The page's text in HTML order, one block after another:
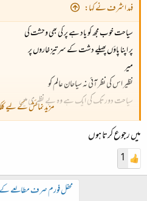
فہد اشرف نے کہا:
سیاحت خوب مجھ کو یاد ہے پر کی بھی وحشت کی
پر اپنا پاؤں پھیلے دشت کے سر تیز خاروں پر
میر
نظیر اس کی نظر آئی نہ سیاحان عالم کو
سیاحت دور تک کی ایک ہے وہ بے نظیری میں
میر
مزید نمائش کے
میں رجوع کرتا ہوں
1
محفل فورم صرف مطالعے